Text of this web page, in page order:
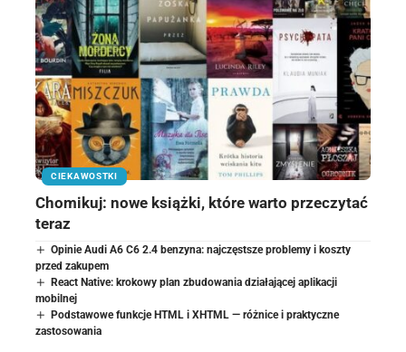
CIEKAWOSTKI
Chomikuj: nowe książki, które warto przeczytać
teraz
Opinie Audi A6 C6 2.4 benzyna: najczęstsze problemy i koszty
przed zakupem
React Native: krokowy plan zbudowania działającej aplikacji
mobilnej
Podstawowe funkcje HTML i XHTML — różnice i praktyczne
zastosowania